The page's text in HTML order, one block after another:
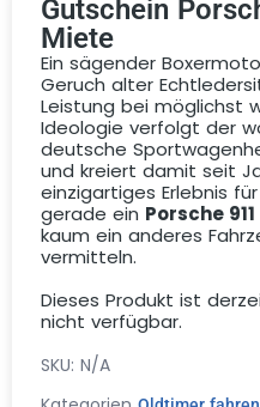
Gutschein
Gutschein
Miete
Ein sägender
Geruch alter
Leistung bei möglichst
Ideologie verfolgt der
deutsche
und kreiert damit seit
einzigartiges Erlebnis
gerade ein Porsche
kaum ein anderes
vermitteln.
Dieses Produkt ist
nicht verfügbar.
SKU: N/A